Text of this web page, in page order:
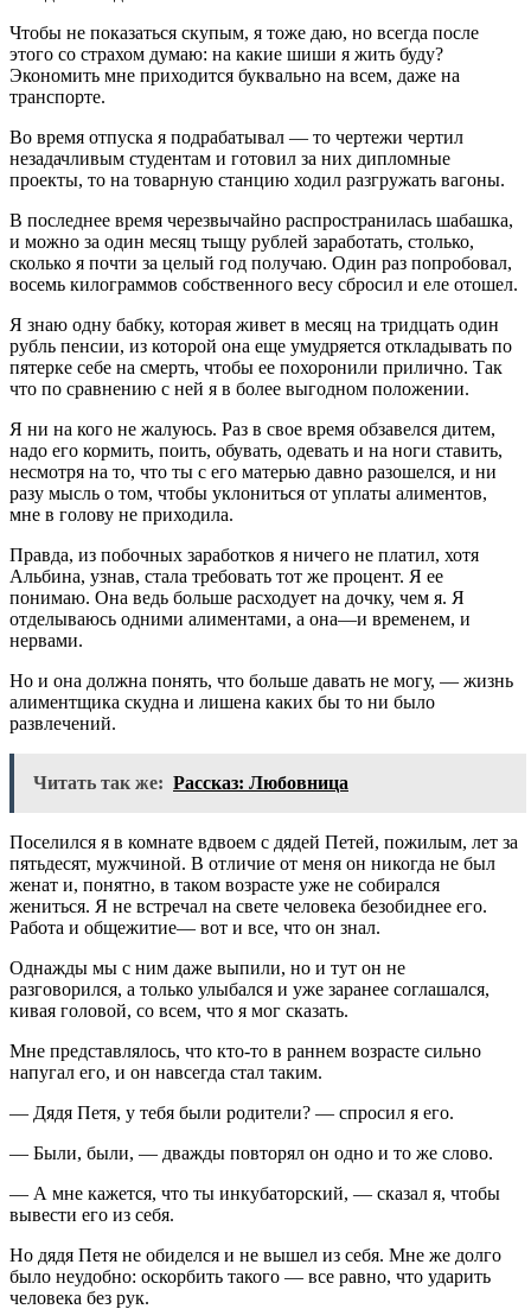
Чтобы не показаться скупым, я тоже даю, но всегда после
этого со страхом думаю: на какие шиши я жить буду?
Экономить мне приходится буквально на всем, даже на
транспорте.
Во время отпуска я подрабатывал — то чертежи чертил
незадачливым студентам и готовил за них дипломные
проекты, то на товарную станцию ходил разгружать вагоны.
В последнее время черезвычайно распространилась шабашка,
и можно за один месяц тыщу рублей заработать, столько,
сколько я почти за целый год получаю. Один раз попробовал,
восемь килограммов собственного весу сбросил и еле отошел.
Я знаю одну бабку, которая живет в месяц на тридцать один
рубль пенсии, из которой она еще умудряется откладывать по
пятерке себе на смерть, чтобы ее похоронили прилично. Так
что по сравнению с ней я в более выгодном положении.
Я ни на кого не жалуюсь. Раз в свое время обзавелся дитем,
надо его кормить, поить, обувать, одевать и на ноги ставить,
несмотря на то, что ты с его матерью давно разошелся, и ни
разу мысль о том, чтобы уклониться от уплаты алиментов,
мне в голову не приходила.
Правда, из побочных заработков я ничего не платил, хотя
Альбина, узнав, стала требовать тот же процент. Я ее
понимаю. Она ведь больше расходует на дочку, чем я. Я
отделываюсь одними алиментами, а она—и временем, и
нервами.
Но и она должна понять, что больше давать не могу, — жизнь
алиментщика скудна и лишена каких бы то ни было
развлечений.
Читать так же: Рассказ: Любовница
Поселился я в комнате вдвоем с дядей Петей, пожилым, лет за
пятьдесят, мужчиной. В отличие от меня он никогда не был
женат и, понятно, в таком возрасте уже не собирался
жениться. Я не встречал на свете человека безобиднее его.
Работа и общежитие— вот и все, что он знал.
Однажды мы с ним даже выпили, но и тут он не
разговорился, а только улыбался и уже заранее соглашался,
кивая головой, со всем, что я мог сказать.
Мне представлялось, что кто-то в раннем возрасте сильно
напугал его, и он навсегда стал таким.
— Дядя Петя, у тебя были родители? — спросил я его.
— Были, были, — дважды повторял он одно и то же слово.
— А мне кажется, что ты инкубаторский, — сказал я, чтобы
вывести его из себя.
Но дядя Петя не обиделся и не вышел из себя. Мне же долго
было неудобно: оскорбить такого — все равно, что ударить
человека без рук.